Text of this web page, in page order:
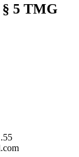
§ 5 TMG